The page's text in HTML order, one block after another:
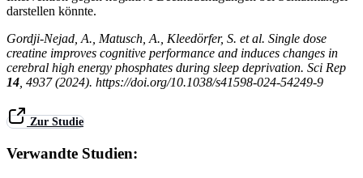
darstellen könnte.
Gordji-Nejad, A., Matusch, A., Kleedörfer, S. et al. Single dose
creatine improves cognitive performance and induces changes in
cerebral high energy phosphates during sleep deprivation. Sci Rep
14 , 4937 (2024). https://doi.org/10.1038/s41598-024-54249-9
Zur Studie
Verwandte Studien: